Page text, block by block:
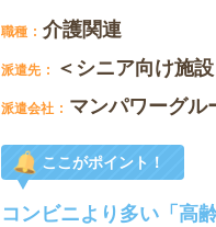
職種 介護関連
派遣先 ＜シニア向け施設
派遣会社 マンパワーグ
ここがポイント！
コンビニより多い「高